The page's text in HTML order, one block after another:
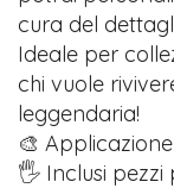
cura del
Ideale per
chi vuole
leggendaria!
🎨
🖐️ Inclusi pezzi